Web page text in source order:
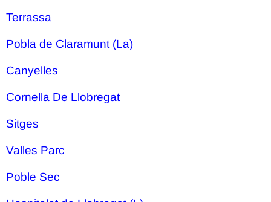
Terrassa
Pobla de Claramunt (La)
Canyelles
Cornella De Llobregat
Sitges
Valles Parc
Poble Sec